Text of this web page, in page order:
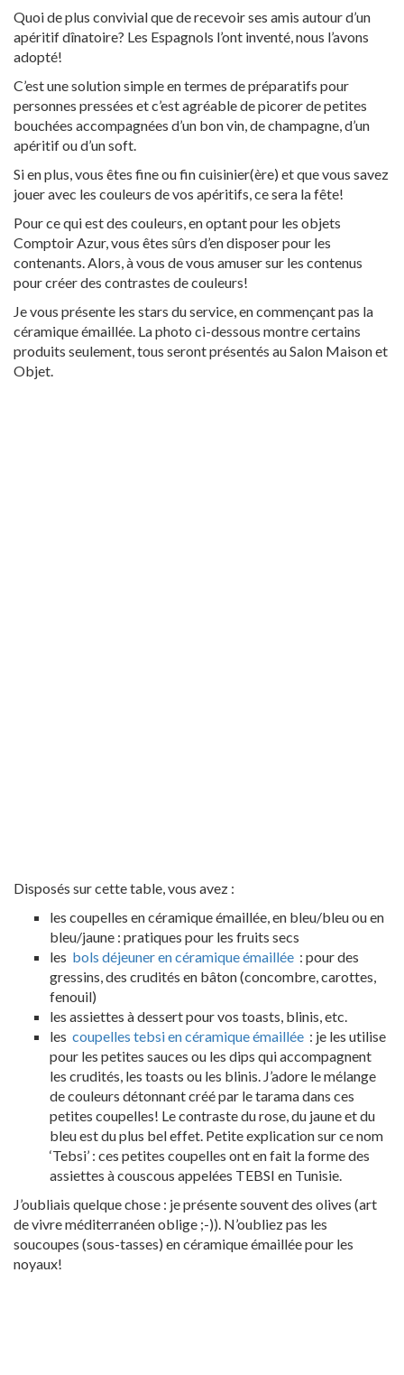
Quoi de plus convivial que de recevoir ses amis autour d’un
apéritif dînatoire? Les Espagnols l’ont inventé, nous l’avons
adopté!
C’est une solution simple en termes de préparatifs pour
personnes pressées et c’est agréable de picorer de petites
bouchées accompagnées d’un bon vin, de champagne, d’un
apéritif ou d’un soft.
Si en plus, vous êtes fine ou fin cuisinier(ère) et que vous savez
jouer avec les couleurs de vos apéritifs, ce sera la fête!
Pour ce qui est des couleurs, en optant pour les objets
Comptoir Azur, vous êtes sûrs d’en disposer pour les
contenants. Alors, à vous de vous amuser sur les contenus
pour créer des contrastes de couleurs!
Je vous présente les stars du service, en commençant pas la
céramique émaillée. La photo ci-dessous montre certains
produits seulement, tous seront présentés au Salon Maison et
Objet.
Disposés sur cette table, vous avez :
les coupelles en céramique émaillée, en bleu/bleu ou en
bleu/jaune : pratiques pour les fruits secs
les bols déjeuner en céramique émaillée : pour des
gressins, des crudités en bâton (concombre, carottes,
fenouil)
les assiettes à dessert pour vos toasts, blinis, etc.
les coupelles tebsi en céramique émaillée : je les utilise
pour les petites sauces ou les dips qui accompagnent
les crudités, les toasts ou les blinis. J’adore le mélange
de couleurs détonnant créé par le tarama dans ces
petites coupelles! Le contraste du rose, du jaune et du
bleu est du plus bel effet. Petite explication sur ce nom
‘Tebsi’ : ces petites coupelles ont en fait la forme des
assiettes à couscous appelées TEBSI en Tunisie.
J’oubliais quelque chose : je présente souvent des olives (art
de vivre méditerranéen oblige ;-)). N’oubliez pas les
soucoupes (sous-tasses) en céramique émaillée pour les
noyaux!